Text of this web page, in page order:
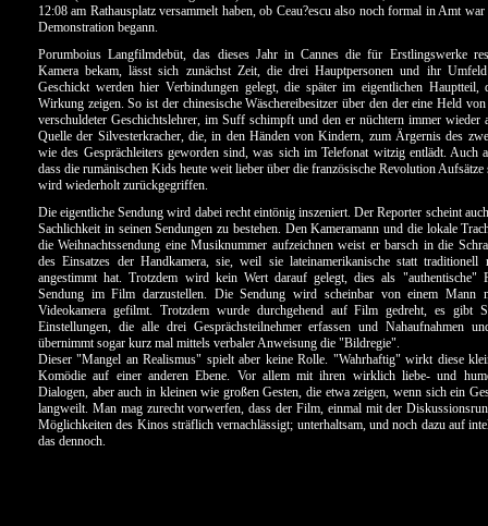
12:08 am Rathausplatz versammelt haben, ob Ceau?escu also noch formal in Amt
Demonstration begann.
Porumboius Langfilmdebüt, das dieses Jahr in Cannes die für Erstlingswerke
Kamera bekam, lässt sich zunächst Zeit, die drei Hauptpersonen und ihr
Geschickt werden hier Verbindungen gelegt, die später im eigentlichen Hauptteil,
Wirkung zeigen. So ist der chinesische Wäschereibesitzer über den der eine Held
verschuldeter Geschichtslehrer, im Suff schimpft und den er nüchtern immer wieder
Quelle der Silvesterkracher, die, in den Händen von Kindern, zum Ärgernis des
wie des Gesprächleiters geworden sind, was sich im Telefonat witzig entlädt. Auch
dass die rumänischen Kids heute weit lieber über die französische Revolution
wird wiederholt zurückgegriffen.
Die eigentliche Sendung wird dabei recht eintönig inszeniert. Der Reporter scheint
Sachlichkeit in seinen Sendungen zu bestehen. Den Kameramann und die lokale
die Weihnachtssendung eine Musiknummer aufzeichnen weist er barsch in die
des Einsatzes der Handkamera, sie, weil sie lateinamerikanische statt traditionell
angestimmt hat. Trotzdem wird kein Wert darauf gelegt, dies als "authentische"
Sendung im Film darzustellen. Die Sendung wird scheinbar von einem Mann
Videokamera gefilmt. Trotzdem wurde durchgehend auf Film gedreht, es gibt
Einstellungen, die alle drei Gesprächsteilnehmer erfassen und Nahaufnahmen
übernimmt sogar kurz mal mittels verbaler Anweisung die "Bildregie".
Dieser "Mangel an Realismus" spielt aber keine Rolle. "Wahrhaftig" wirkt diese
Komödie auf einer anderen Ebene. Vor allem mit ihren wirklich liebe- und
Dialogen, aber auch in kleinen wie großen Gesten, die etwa zeigen, wenn sich ein
langweilt. Man mag zurecht vorwerfen, dass der Film, einmal mit der
Möglichkeiten des Kinos sträflich vernachlässigt; unterhaltsam, und noch dazu auf
das dennoch.